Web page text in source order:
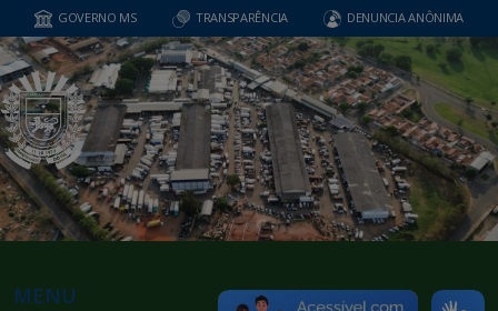
GOVERNO MS TRANSPARÊNCIA DENUNCIA ANÔNIMA
MENU